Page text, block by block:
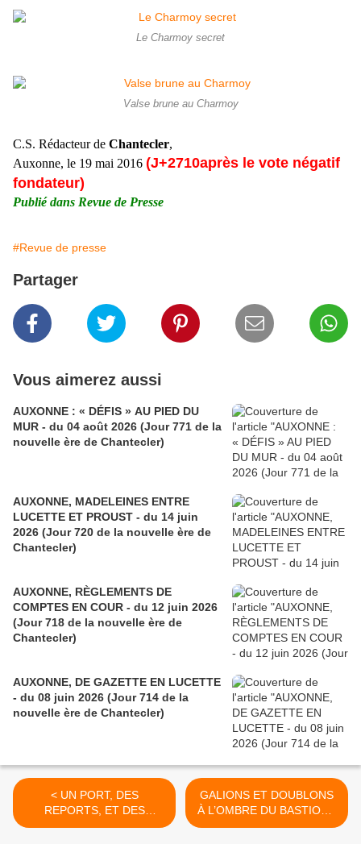
Le Charmoy secret
Valse brune au Charmoy
C.S. Rédacteur de Chantecler,
Auxonne, le 19 mai 2016 (J+2710après le vote négatif
fondateur)
Publié dans Revue de Presse
#Revue de presse
Partager
Vous aimerez aussi
AUXONNE : « DÉFIS » AU PIED DU
MUR - du 04 août 2026 (Jour 771 de la
nouvelle ère de Chantecler)
AUXONNE, MADELEINES ENTRE
LUCETTE ET PROUST - du 14 juin
2026 (Jour 720 de la nouvelle ère de
Chantecler)
AUXONNE, RÈGLEMENTS DE
COMPTES EN COUR - du 12 juin 2026
(Jour 718 de la nouvelle ère de
Chantecler)
AUXONNE, DE GAZETTE EN LUCETTE
- du 08 juin 2026 (Jour 714 de la
nouvelle ère de Chantecler)
< UN PORT, DES
REPORTS, ET DES
APPORTS (DE TERRE) -
GALIONS ET DOUBLONS
À L’OMBRE DU BASTION -
du 20 MAI 2016 (J+2711